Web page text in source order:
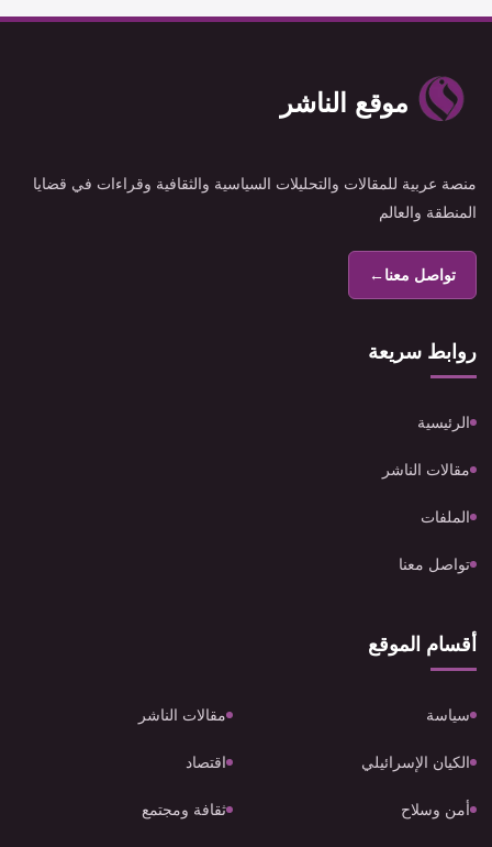
موقع الناشر
منصة عربية للمقالات والتحليلات السياسية والثقافية وقراءات في قضايا
المنطقة والعالم
تواصل معنا←
روابط سريعة
الرئيسية
مقالات الناشر
الملفات
تواصل معنا
أقسام الموقع
سياسة مقالات الناشر
الكيان الإسرائيلي اقتصاد
أمن وسلاح ثقافة ومجتمع